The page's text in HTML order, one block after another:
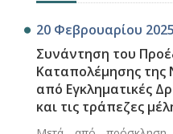
20 Φεβρουαρίου 2025
Συνάντηση του
Καταπολέμησης της
από Εγκληματικές
και τις τράπεζες